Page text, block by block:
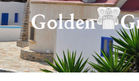
μας:
μας: